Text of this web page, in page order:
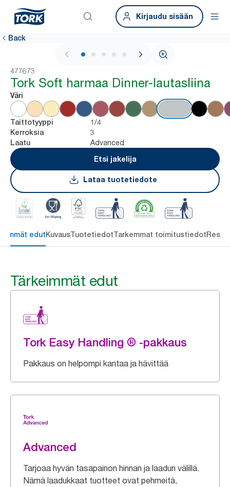
Kirjaudu sisään
Back
1 / 6
477673
Tork Soft harmaa Dinner-lautasliina
Väri
Taittotyyppi 1/4
Kerroksia 3
Laatu
Advanced
Etsi jakelija
Lataa tuotetiedote
edutKuvausTuotetiedotTarkemmat toimitustiedot
Tärkeimmät edut
Tork Easy Handling ® -pakkaus
Pakkaus on helpompi kantaa ja hävittää
Advanced
Tarjoaa hyvän tasapainon hinnan ja laadun välillä.
Nämä laadukkaat tuotteet ovat pehmeitä,